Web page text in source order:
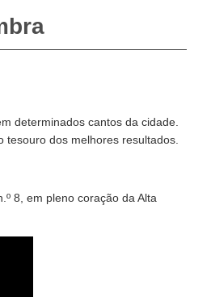
determinados cantos da cidade.
tesouro dos melhores resultados.
8, em pleno coração da Alta